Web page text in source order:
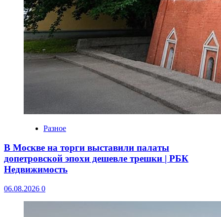
Разное
В Москве на торги выставили палаты
допетровской эпохи дешевле трешки | РБК
Недвижимость
06.08.2026 0